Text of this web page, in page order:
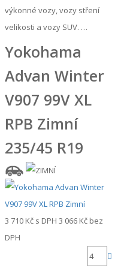
výkonné vozy, vozy stření
velikosti a vozy SUV. …
Yokohama
Advan Winter
V907 99V XL
RPB Zimní
235/45 R19
3 710 Kč s DPH 3 066 Kč bez
DPH